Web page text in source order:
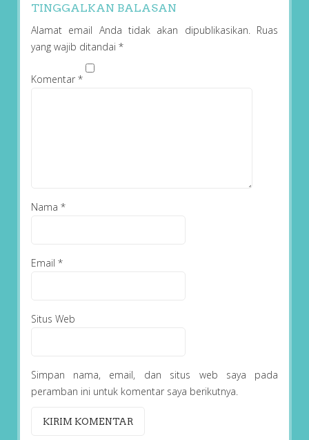
TINGGALKAN BALASAN
Alamat email Anda tidak akan dipublikasikan.
Ruas
yang wajib ditandai *
Komentar *
Nama *
Email *
Situs Web
Simpan nama, email, dan situs web saya pada
peramban ini untuk komentar saya berikutnya.